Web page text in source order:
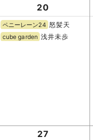
20
ペニーレーン24 怒髪天
cube garden 浅井未歩
27